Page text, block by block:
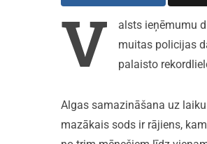
V
alsts ieņēmumu
muitas policijas
palaisto
Algas samazināšana uz
mazākais sods ir rājiens,